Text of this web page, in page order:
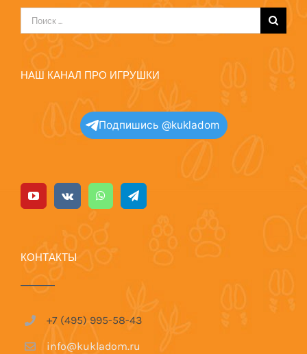
Результат
поиска:
НАШ КАНАЛ ПРО ИГРУШКИ
Подпишись @kukladom
КОНТАКТЫ
+7 (495) 995-58-43
info@kukladom.ru